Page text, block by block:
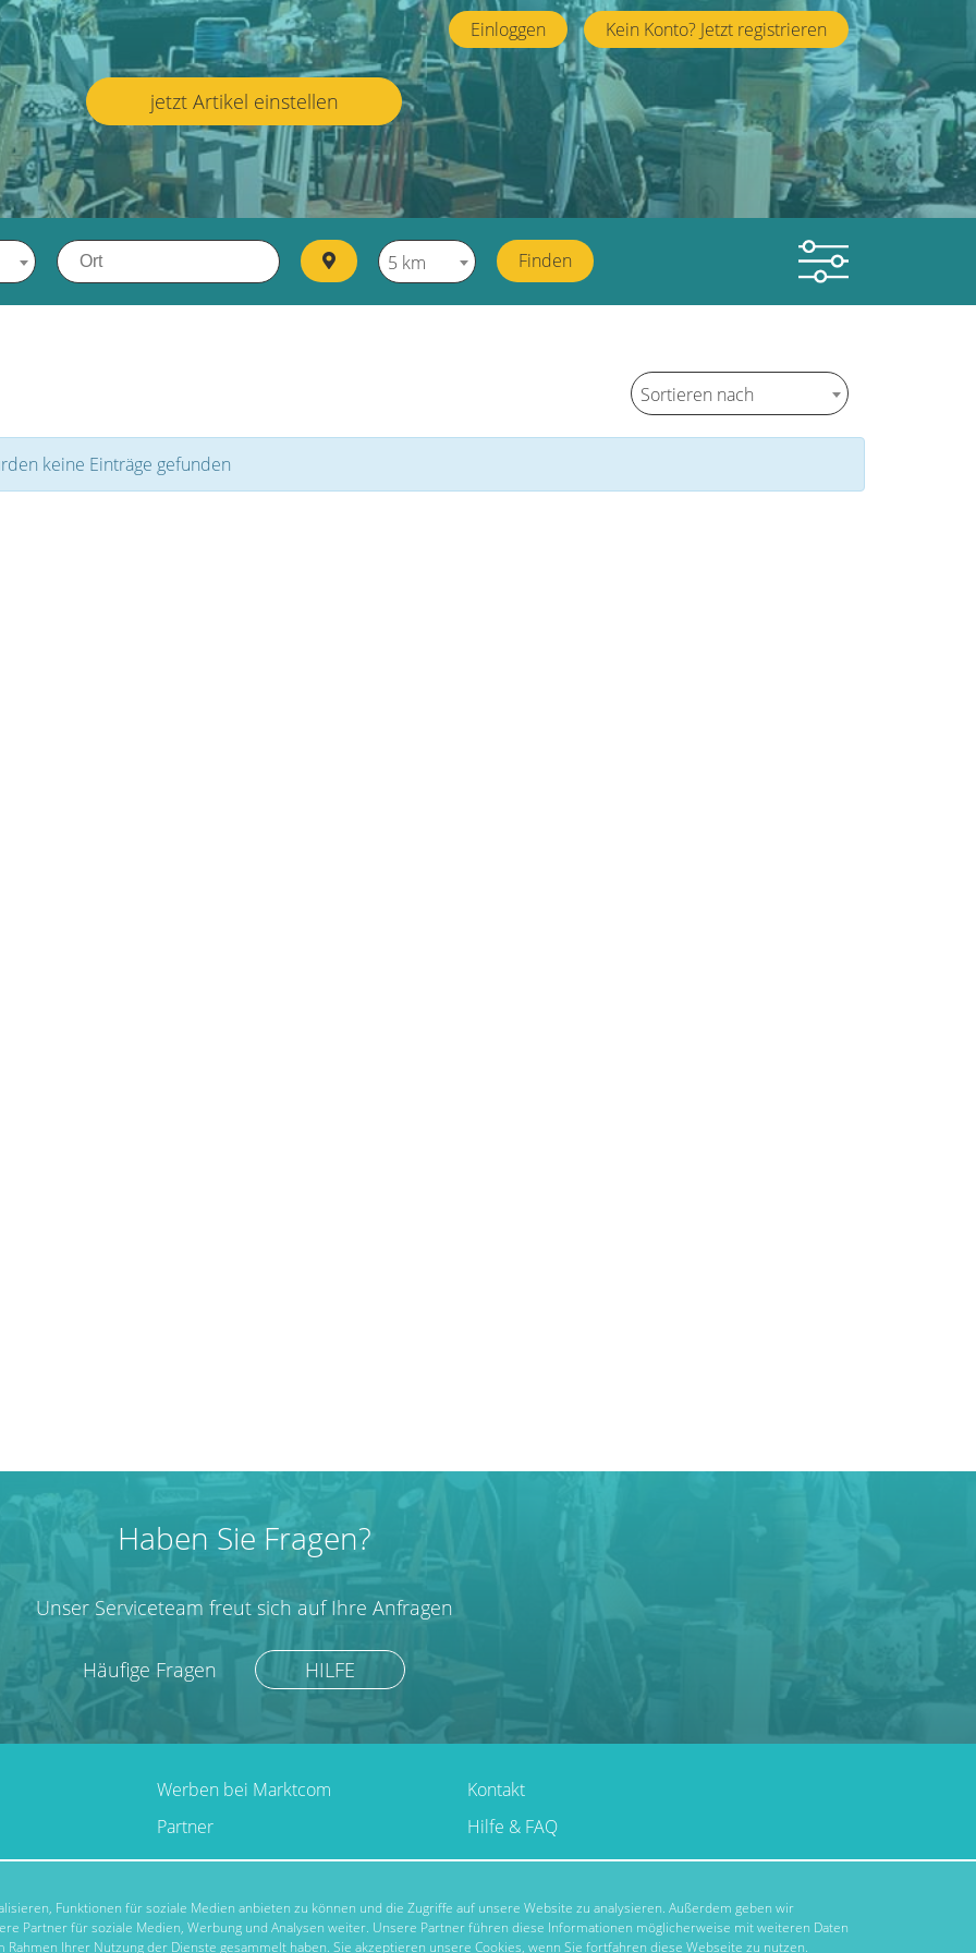
Einloggen Kein Konto? Jetzt registrieren
jetzt Artikel einstellen
5 km Finden
Sortieren nach
keine Einträge gefunden
Haben Sie Fragen?
Unser Serviceteam freut sich auf Ihre Anfragen
Häufige Fragen HILFE
Werben bei Marktcom
Partner
Kontakt
Hilfe & FAQ
Funktionen für soziale Medien anbieten zu können und die Zugriffe auf unsere Website zu analysieren. Außerdem geben wir
Partner für soziale Medien, Werbung und Analysen weiter. Unsere Partner führen diese Informationen möglicherweise mit weiteren Daten
Ihrer Nutzung der Dienste gesammelt haben. Sie akzeptieren unsere Cookies, wenn Sie fortfahren diese Webseite zu nutzen.